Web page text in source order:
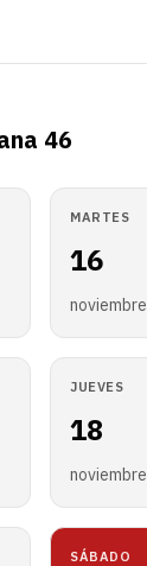
46
MARTES
16
noviembre
JUEVES
18
noviembre
SÁBADO